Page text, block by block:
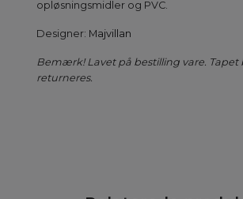
opløsningsmidler og PVC.
Designer: Majvillan
Bemærk! Lavet på bestilling vare. Tapet
returneres.